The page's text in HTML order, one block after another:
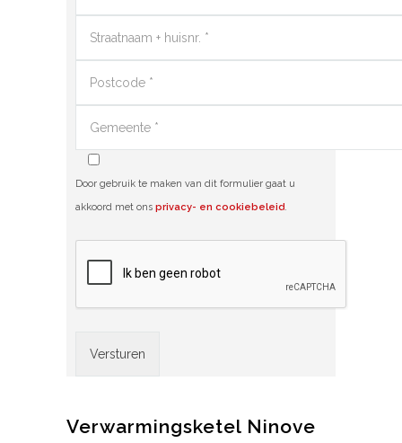
Door gebruik te maken van dit formulier gaat u
akkoord met ons privacy- en cookiebeleid.
Verwarmingsketel Ninove